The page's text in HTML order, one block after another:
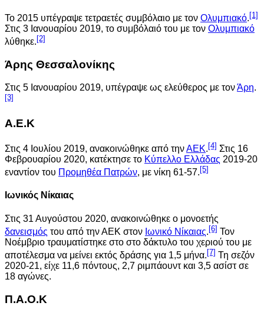
Το 2015 υπέγραψε τετραετές συμβόλαιο με τον Ολυμπιακό.[1]
Στις 3 Ιανουαρίου 2019, το συμβόλαιό του με τον Ολυμπιακό
λύθηκε. [2]
Άρης Θεσσαλονίκης
Στις 5 Ιανουαρίου 2019, υπέγραψε ως ελεύθερος με τονΆρη.
[3]
Α.Ε.Κ
Στις 4 Ιουλίου 2019, ανακοινώθηκε από τηνΑΕΚ.[4] Στις 16
Φεβρουαρίου 2020, κατέκτησε το Κύπελλο Ελλάδας 2019-20
εναντίον του Προμηθέα Πατρών, με νίκη 61-57. [5]
Ιωνικός Νίκαιας
Στις 31 Αυγούστου 2020, ανακοινώθηκε ο μονοετής
δανεισμός του από την ΑΕΚ στον Ιωνικό Νίκαιας.[6] Τον
Νοέμβριο τραυματίστηκε στο στο δάκτυλο του χεριού του με
αποτέλεσμα να μείνει εκτός δράσης για 1,5 μήνα. [7] Τη σεζόν
2020-21, είχε 11,6 πόντους, 2,7 ριμπάουντ και 3,5 ασίστ σε
18 αγώνες.
Π.Α.Ο.Κ